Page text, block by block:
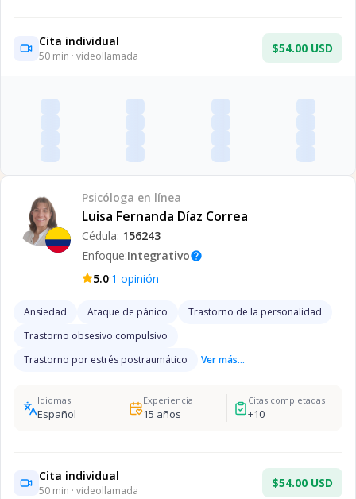
Cita individual
50 min · videollamada
$54.00 USD
Psicóloga en línea
Luisa Fernanda Díaz Correa
Cédula: 156243
Enfoque:Integrativohelp
5.0·1 opinión
Ansiedad Ataque de pánico
Trastorno de la personalidad
Trastorno obsesivo compulsivo
Trastorno por estrés postraumático
Ver más...
Idiomas
Español
Experiencia
15 años
Citas completadas
+10
Cita individual
50 min · videollamada
$54.00 USD